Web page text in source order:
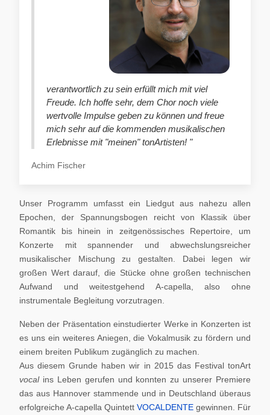
verantwortlich zu sein erfüllt mich mit viel
Freude. Ich hoffe sehr, dem Chor noch viele
wertvolle Impulse geben zu können und freue
mich sehr auf die kommenden musikalischen
Erlebnisse mit "meinen" tonArtisten! "
Achim Fischer
Unser Programm umfasst ein Liedgut aus nahezu allen
Epochen, der Spannungsbogen reicht von Klassik über
Romantik bis hinein in zeitgenössisches Repertoire, um
Konzerte mit spannender und abwechslungsreicher
musikalischer Mischung zu gestalten. Dabei legen wir
großen Wert darauf, die Stücke ohne großen technischen
Aufwand und weitestgehend A-capella, also ohne
instrumentale Begleitung vorzutragen.
Neben der Präsentation einstudierter Werke in Konzerten ist
es uns ein weiteres Aniegen, die Vokalmusik zu fördern und
einem breiten Publikum zugänglich zu machen.
Aus diesem Grunde haben wir in 2015 das Festival tonArt
vocal ins Leben gerufen und konnten zu unserer Premiere
das aus Hannover stammende und in Deutschland überaus
erfolgreiche A-capella Quintett VOCALDENTE gewinnen. Für